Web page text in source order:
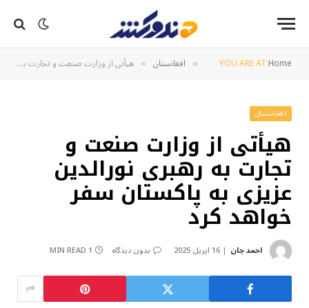
YOU ARE AT:Home
» افغانستان » هیأتی از وزارت صنعت و تجارت به رهبری نورالدین عزیزی به پاکستان سفر خواهد کرد
افغانستان
هیأتی از وزارت صنعت و
تجارت به رهبری نورالدین
عزیزی به پاکستان سفر
خواهد کرد
احمد جان 16 اپریل 2025 بدون دیدگاه 1 MIN READ